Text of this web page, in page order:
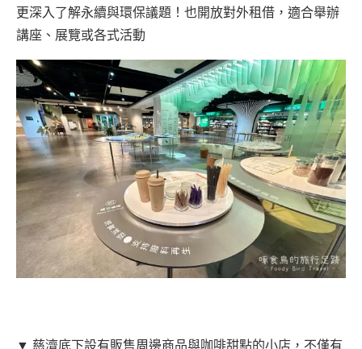
更深入了解永續與環保議題！也開放對外租借，適合舉辦
講座、展覽或各式活動
▼ 慈濟底下設有販售周邊商品與咖啡甜點的小店，不僅有